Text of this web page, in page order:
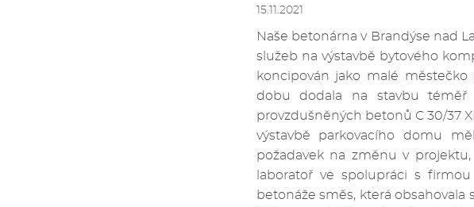
15.11.2021
Naše betonárna v Brandýse nad
služeb na výstavbě bytového
koncipován jako malé
dobu dodala na stavbu
provzdušněných betonů C 30/37
výstavbě parkovacího domu
požadavek na změnu v
laboratoř ve spolupráci s
betonáže směs, která